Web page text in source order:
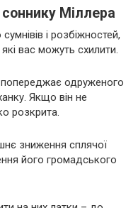
Міллера
і розбіжностей,
вас можуть схилити.
попереджає одруженого
Якщо він не
розкрита.
зниження сплячої
його громадського